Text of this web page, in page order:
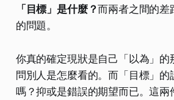
「目標」是什麼？而兩者之間的差
的問題。
你真的確定現狀是自己「以為」的
問別人是怎麼看的。而「目標」
嗎？抑或是錯誤的期望而已。這兩